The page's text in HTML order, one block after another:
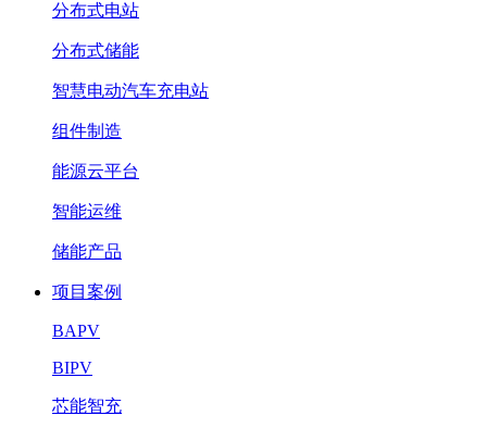
分布式电站
分布式储能
智慧电动汽车充电站
组件制造
能源云平台
智能运维
储能产品
项目案例
BAPV
BIPV
芯能智充